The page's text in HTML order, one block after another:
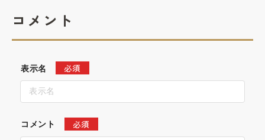
コメント
表示名 必須
コメント 必須